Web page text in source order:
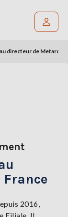
directeur de Metarom
2016,